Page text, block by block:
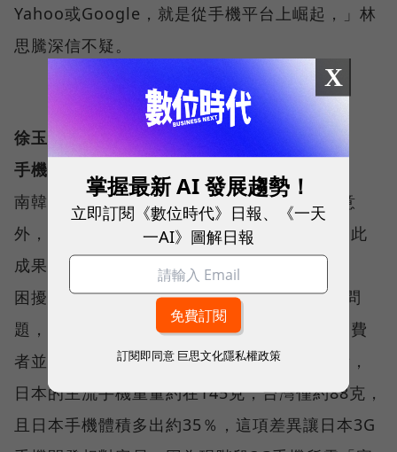
Yahoo或Google，就是從手機平台上崛起，」林
思騰深信不疑。
徐玉學（拓樸產研通訊業研究中心經理）
手機偏好影響3G發展
南韓靠官方大力推動3G服務，快速普及並不意
外，但日本只靠民間業者的力量，何以能有如此
成果？或許問題徵結出自於手機的開發邏輯。
困擾3G電信服務業者最久的3G手機款式太少問
題，在日本幾乎不容易碰到，原因在於日本消費
者並未偏好輕薄短小的設計。以主流手機來看，
日本的主流手機重量約在145克，台灣僅約88克，
且日本手機體積多出約35％，這項差異讓日本3G
X
掌握最新 AI 發展趨勢！
立即訂閱《數位時代》日報、《一天
一AI》圖解日報
訂閱即同意 巨思文化隱私權政策